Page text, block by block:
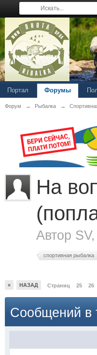
Портал Форумы
Форум → Рыбалка →
На
Автор SV
спортивная рыбалка
« НАЗАД Страниц 25 26
Сообщений в